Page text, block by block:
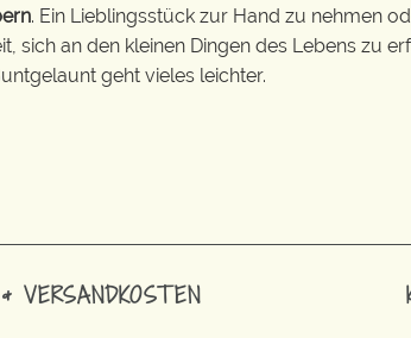
. Ein Lieblingsstück zur Hand zu nehmen
sich an den kleinen Dingen des Lebens zu
geht vieles leichter.
VERSANDKOSTEN